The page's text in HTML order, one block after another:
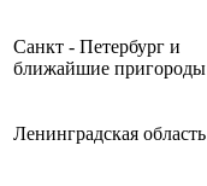
Санкт - Петербург и
ближайшие пригороды
Ленинградская область